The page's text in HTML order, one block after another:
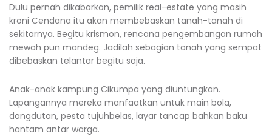
Dulu pernah dikabarkan, pemilik real-estate yang masih
kroni Cendana itu akan membebaskan tanah-tanah di
sekitarnya. Begitu krismon, rencana pengembangan rumah
mewah pun mandeg. Jadilah sebagian tanah yang sempat
dibebaskan telantar begitu saja.
Anak-anak kampung Cikumpa yang diuntungkan.
Lapangannya mereka manfaatkan untuk main bola,
dangdutan, pesta tujuhbelas, layar tancap bahkan baku
hantam antar warga.